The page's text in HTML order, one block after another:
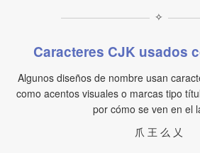
✧
Caracteres CJK usados
Algunos diseños de nombre usan
como acentos visuales o marcas tipo
por cómo se ven en el
爪 王 么 乂